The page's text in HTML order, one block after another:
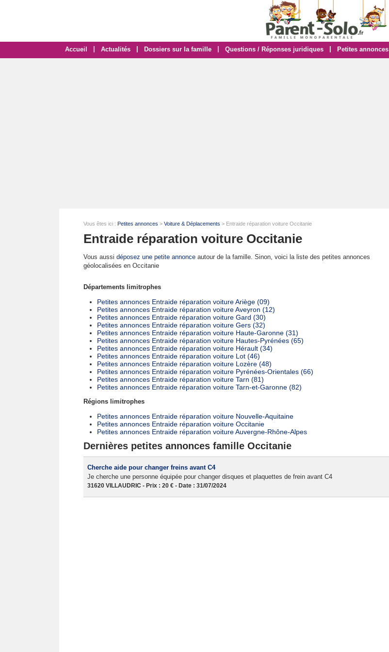
Accueil Actualités Dossiers sur la famille Questions / Réponses juridiques Petites annonces
Vous êtes ici : Petites annonces > Voiture & Déplacements > Entraide réparation voiture Occitanie
Entraide réparation voiture Occitanie
Vous aussi déposez une petite annonce autour de la famille. Sinon, voici la liste des petites annonces
géolocalisées en Occitanie
Départements limitrophes
Petites annonces Entraide réparation voiture Ariège (09)
Petites annonces Entraide réparation voiture Aveyron (12)
Petites annonces Entraide réparation voiture Gard (30)
Petites annonces Entraide réparation voiture Gers (32)
Petites annonces Entraide réparation voiture Haute-Garonne (31)
Petites annonces Entraide réparation voiture Hautes-Pyrénées (65)
Petites annonces Entraide réparation voiture Hérault (34)
Petites annonces Entraide réparation voiture Lot (46)
Petites annonces Entraide réparation voiture Lozère (48)
Petites annonces Entraide réparation voiture Pyrénées-Orientales (66)
Petites annonces Entraide réparation voiture Tarn (81)
Petites annonces Entraide réparation voiture Tarn-et-Garonne (82)
Régions limitrophes
Petites annonces Entraide réparation voiture Nouvelle-Aquitaine
Petites annonces Entraide réparation voiture Occitanie
Petites annonces Entraide réparation voiture Auvergne-Rhône-Alpes
Dernières petites annonces famille Occitanie
Cherche aide pour changer freins avant C4
Je cherche une personne équipée pour changer disques et plaquettes de frein avant C4
31620 VILLAUDRIC - Prix : 20 € - Date : 31/07/2024